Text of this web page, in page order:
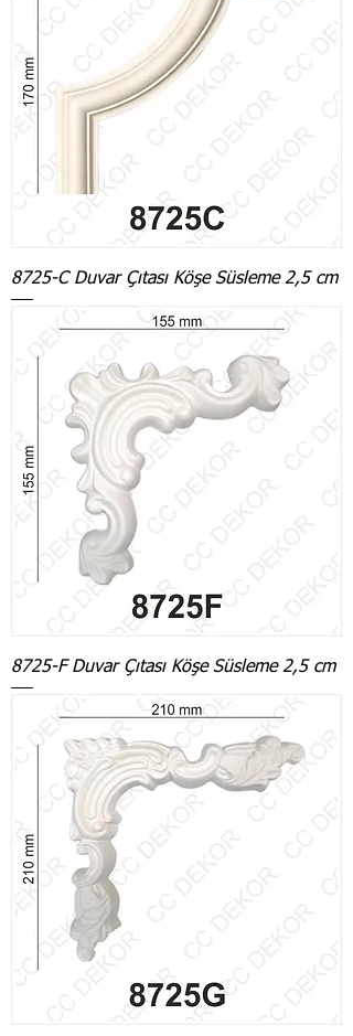
8725-C Duvar Çıtası Köşe Süsleme 2,5 cm
8725-F Duvar Çıtası Köşe Süsleme 2,5 cm